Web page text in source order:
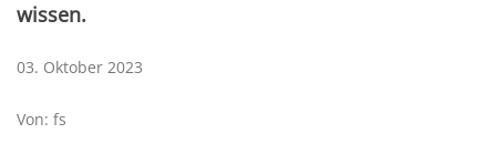
wissen.
03. Oktober 2023
Von: fs